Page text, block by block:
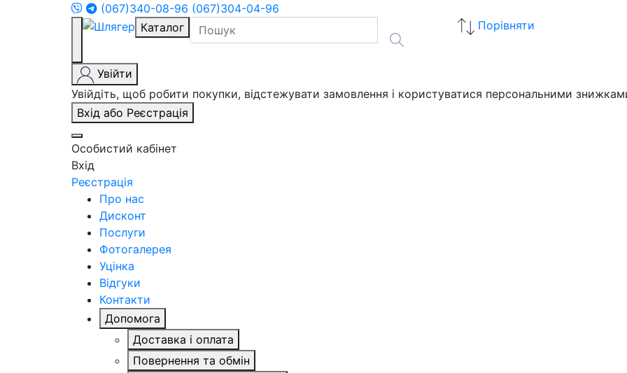
(067)340-08-96 (067)304-04-96
Каталог
Порівняти
Увійти
Увійдіть, щоб робити покупки, відстежувати замовлення і користуватися персональними
Вхід або Реєстрація
Особистий кабінет
Вхід
Реєстрація
Про нас
Дисконт
Послуги
Фотогалерея
Уцінка
Відгуки
Контакти
Допомога
Доставка і оплата
Повернення та обмін